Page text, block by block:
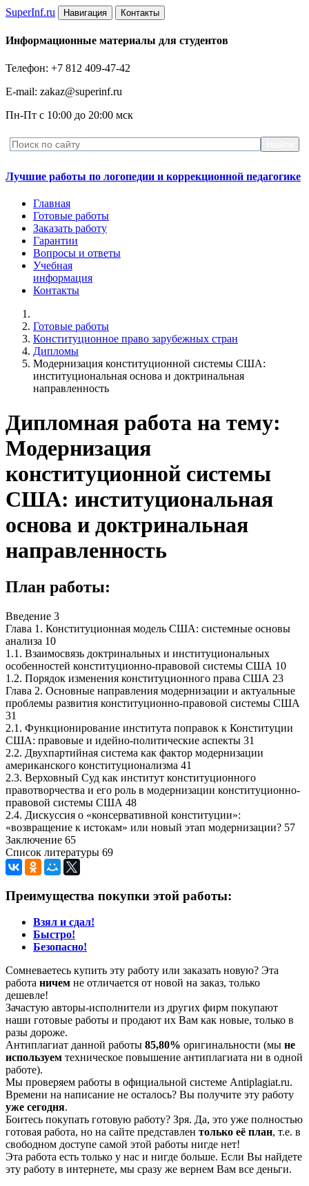
SuperInf.ru Навигация Контакты
Информационные материалы для студентов
Телефон: +7 812 409-47-42
E-mail: zakaz@superinf.ru
Пн-Пт с 10:00 до 20:00 мск
Лучшие работы по логопедии и коррекционной педагогике
Главная
Готовые работы
Заказать работу
Гарантии
Вопросы и ответы
Учебная
информация
Контакты
Готовые работы
Конституционное право зарубежных стран
Дипломы
Модернизация конституционной системы США:
институциональная основа и доктринальная
направленность
Дипломная работа на тему:
Модернизация
конституционной системы
США: институциональная
основа и доктринальная
направленность
План работы:
Введение 3
Глава 1. Конституционная модель США: системные основы
анализа 10
1.1. Взаимосвязь доктринальных и институциональных
особенностей конституционно-правовой системы США 10
1.2. Порядок изменения конституционного права США 23
Глава 2. Основные направления модернизации и актуальные
проблемы развития конституционно-правовой системы США
31
2.1. Функционирование института поправок к Конституции
США: правовые и идейно-политические аспекты 31
2.2. Двухпартийная система как фактор модернизации
американского конституционализма 41
2.3. Верховный Суд как институт конституционного
правотворчества и его роль в модернизации конституционно-
правовой системы США 48
2.4. Дискуссия о «консервативной конституции»:
«возвращение к истокам» или новый этап модернизации? 57
Заключение 65
Список литературы 69
Преимущества покупки этой работы:
Взял и сдал!
Быстро!
Безопасно!
Сомневаетесь купить эту работу или заказать новую? Эта
работа ничем не отличается от новой на заказ, только
дешевле!
Зачастую авторы-исполнители из других фирм покупают
наши готовые работы и продают их Вам как новые, только в
разы дороже.
Антиплагиат данной работы 85,80% оригинальности (мы не
используем техническое повышение антиплагиата ни в одной
работе).
Мы проверяем работы в официальной системе Аntiplagiat.ru.
Времени на написание не осталось? Вы получите эту работу
уже сегодня.
Боитесь покупать готовую работу? Зря. Да, это уже полностью
готовая работа, но на сайте представлен только её план, т.е. в
свободном доступе самой этой работы нигде нет!
Эта работа есть только у нас и нигде больше. Если Вы найдете
эту работу в интернете, мы сразу же вернем Вам все деньги.